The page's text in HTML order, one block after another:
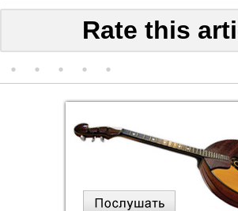
Rate this